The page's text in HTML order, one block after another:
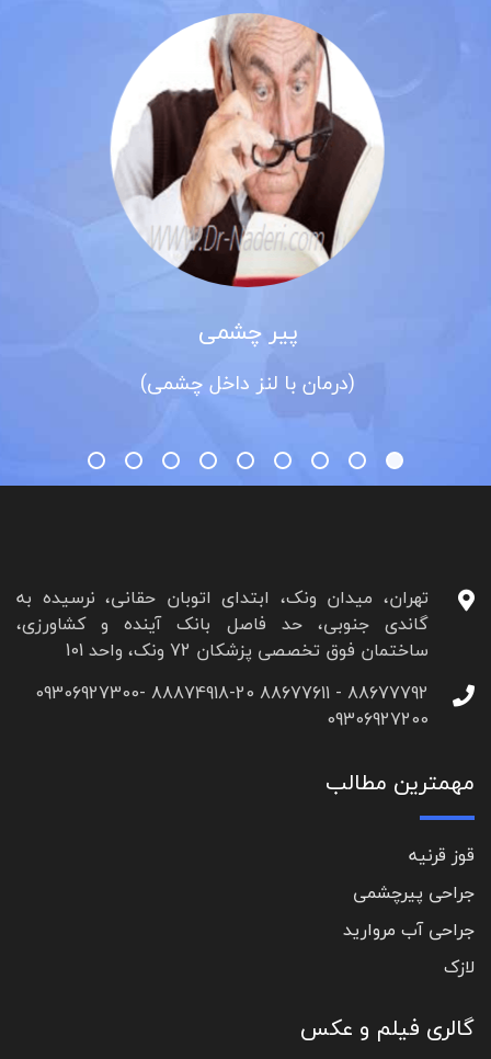
پیر چشمی
(درمان با لنز داخل چشمی)
تهران، میدان ونک، ابتدای اتوبان حقانی، نرسیده به
گاندی جنوبی، حد فاصل بانک آینده و کشاورزی،
ساختمان فوق تخصصی پزشکان 72 ونک، واحد 101
88677792 - 88677611 88874918-20 09306927300-
09306927200
مهمترین مطالب
قوز قرنیه
جراحی پیرچشمی
جراحی آب مروارید
لازک
گالری فیلم و عکس